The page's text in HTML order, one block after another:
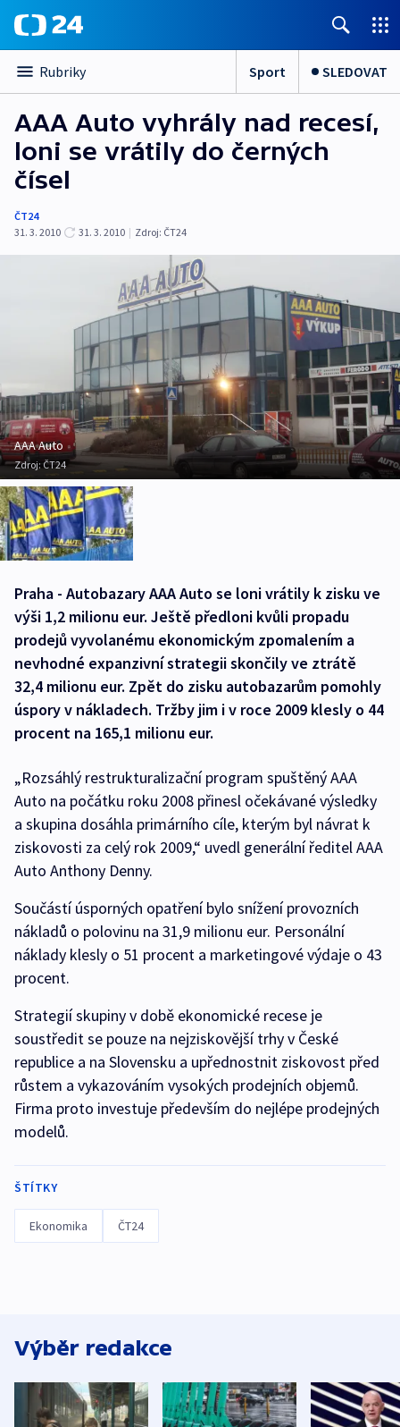
Rubriky Sport SLEDOVAT
AAA Auto vyhrály nad recesí,
loni se vrátily do černých
čísel
ČT24
31. 3. 2010
31. 3. 2010 | Zdroj: ČT24
AAA Auto
Zdroj: ČT24
Praha - Autobazary AAA Auto se loni vrátily k zisku ve
výši 1,2 milionu eur. Ještě předloni kvůli propadu
prodejů vyvolanému ekonomickým zpomalením a
nevhodné expanzivní strategii skončily ve ztrátě
32,4 milionu eur. Zpět do zisku autobazarům pomohly
úspory v nákladech. Tržby jim i v roce 2009 klesly o 44
procent na 165,1 milionu eur.
„Rozsáhlý restrukturalizační program spuštěný AAA
Auto na počátku roku 2008 přinesl očekávané výsledky
a skupina dosáhla primárního cíle, kterým byl návrat k
ziskovosti za celý rok 2009,“ uvedl generální ředitel AAA
Auto Anthony Denny.
Součástí úsporných opatření bylo snížení provozních
nákladů o polovinu na 31,9 milionu eur. Personální
náklady klesly o 51 procent a marketingové výdaje o 43
procent.
Strategií skupiny v době ekonomické recese je
soustředit se pouze na nejziskovější trhy v České
republice a na Slovensku a upřednostnit ziskovost před
růstem a vykazováním vysokých prodejních objemů.
Firma proto investuje především do nejlépe prodejných
modelů.
ŠTÍTKY
Ekonomika ČT24
Výběr redakce